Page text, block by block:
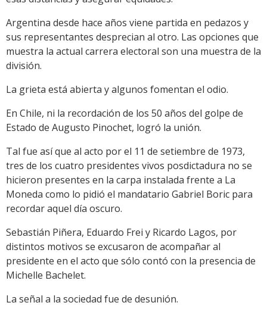
Argentina desde hace años viene partida en pedazos y
sus representantes desprecian al otro. Las opciones que
muestra la actual carrera electoral son una muestra de la
división.
La grieta está abierta y algunos fomentan el odio.
En Chile, ni la recordación de los 50 años del golpe de
Estado de Augusto Pinochet, logró la unión.
Tal fue así que al acto por el 11 de setiembre de 1973,
tres de los cuatro presidentes vivos posdictadura no se
hicieron presentes en la carpa instalada frente a La
Moneda como lo pidió el mandatario Gabriel Boric para
recordar aquel día oscuro.
Sebastián Piñera, Eduardo Frei y Ricardo Lagos, por
distintos motivos se excusaron de acompañar al
presidente en el acto que sólo contó con la presencia de
Michelle Bachelet.
La señal a la sociedad fue de desunión.